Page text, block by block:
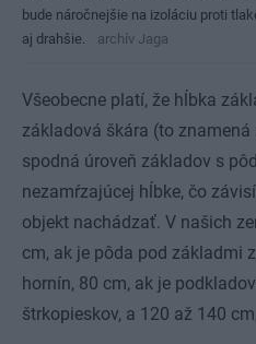
bude náročnejšie na izoláciu proti
aj drahšie.
archív Jaga
Všeobecne platí, že hĺbka
základová škára (to
spodná úroveň základov s
nezamŕzajúcej hĺbke, čo
objekt nachádzať. V našich
cm, ak je pôda pod základmi
hornín, 80 cm, ak je
štrkopieskov, a 120 až 140